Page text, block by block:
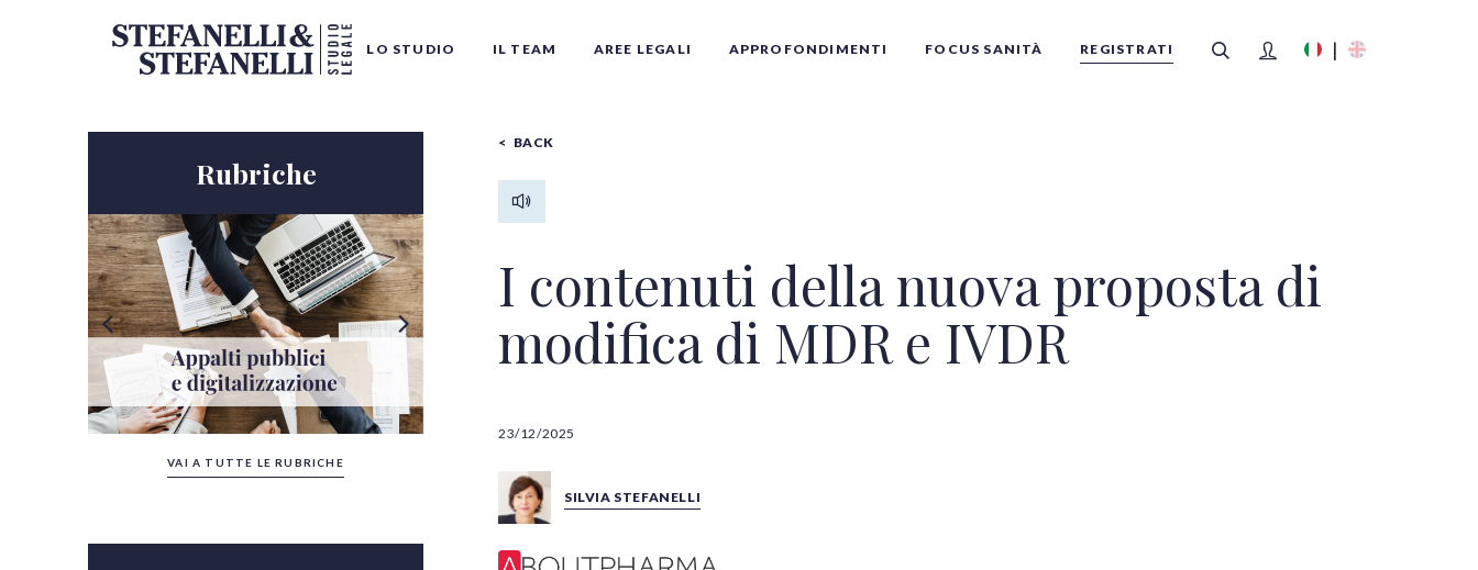
LO STUDIO IL TEAM AREE LEGALI APPROFONDIMENTI FOCUS SANITÀ REGISTRATI
Tutte le categorie Tutti gli autori
Rubriche
VAI A TUTTE LE RUBRICHE
BACK
I contenuti della nuova proposta di
modifica di MDR e IVDR
23/12/2025
SILVIA STEFANELLI